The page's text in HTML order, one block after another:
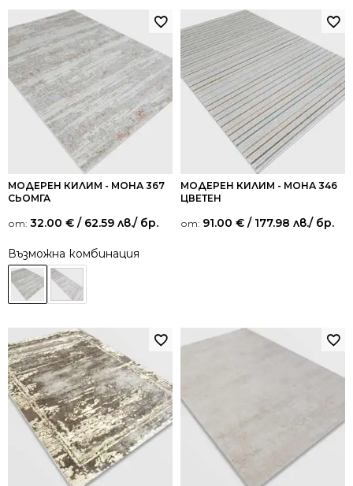
МОДЕРЕН КИЛИМ - МОНА 367
СЬОМГА
от: 32.00 € / 62.59 лв./ бр.
Възможна комбинация
МОДЕРЕН КИЛИМ - МОНА 346
ЦВЕТЕН
от: 91.00 € / 177.98 лв./ бр.